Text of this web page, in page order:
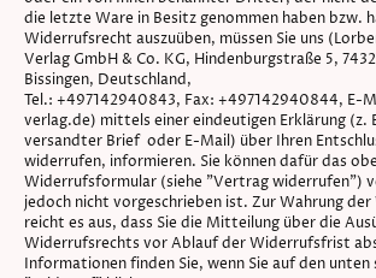
die letzte Ware in Besitz genommen haben bzw.
Widerrufsrecht auszuüben, müssen Sie uns
Verlag GmbH & Co. KG, Hindenburgstraße 5,
Bissingen, Deutschland,
Tel.: +497142940843, Fax: +497142940844, E-
verlag.de) mittels einer eindeutigen Erklärung (z.
versandter Brief oder E-Mail) über Ihren
widerrufen, informieren. Sie können dafür das
Widerrufsformular (siehe "Vertrag widerrufen")
jedoch nicht vorgeschrieben ist. Zur Wahrung
reicht es aus, dass Sie die Mitteilung über die
Widerrufsrechts vor Ablauf der Widerrufsfrist
Informationen finden Sie, wenn Sie auf den